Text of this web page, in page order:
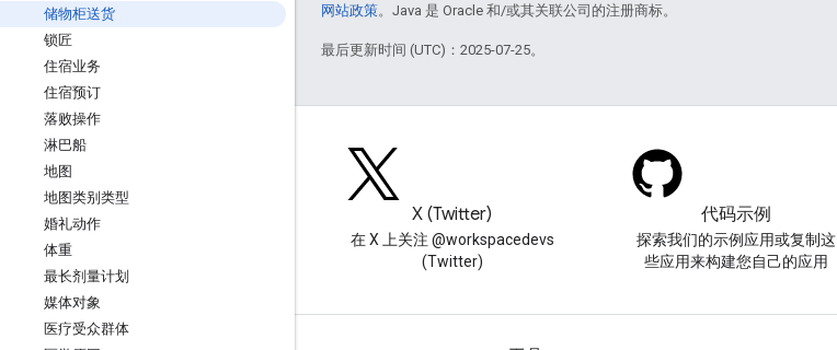
储物柜送货
锁匠
住宿业务
住宿预订
落败操作
淋巴船
地图
地图类别类型
婚礼动作
体重
最长剂量计划
媒体对象
医疗受众群体
网站政策。Java 是 Oracle 和/或其关联公司的注册商标。
最后更新时间 (UTC)：2025-07-25。
X (Twitter)
在 X 上关注 @workspacedevs
(Twitter)
代码示例
探索我们的示例应用或复制这
些应用来构建您自己的应用